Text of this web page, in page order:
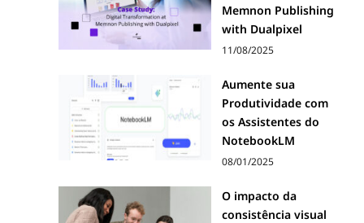
Memnon Publishing
with Dualpixel
11/08/2025
Aumente sua
Produtividade com
os Assistentes do
NotebookLM
08/01/2025
O impacto da
consistência visual